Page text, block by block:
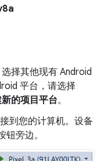
择其他现有 Android
平台，请选择
的项目平台。
到您的计算机。设备
钮旁边。